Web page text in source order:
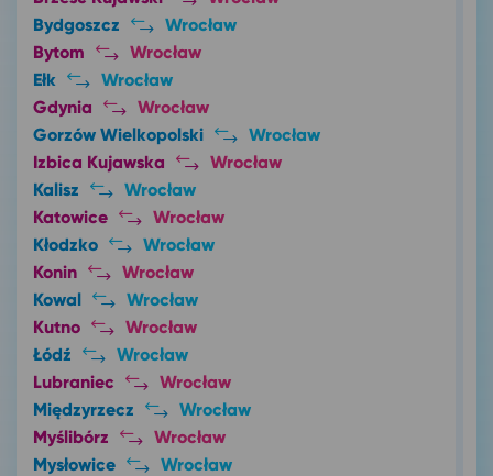
Bydgoszcz
Wrocław
Bytom
Wrocław
Ełk
Wrocław
Gdynia
Wrocław
Gorzów Wielkopolski
Wrocław
Izbica Kujawska
Wrocław
Kalisz
Wrocław
Katowice
Wrocław
Kłodzko
Wrocław
Konin
Wrocław
Kowal
Wrocław
Kutno
Wrocław
Łódź
Wrocław
Lubraniec
Wrocław
Międzyrzecz
Wrocław
Myślibórz
Wrocław
Mysłowice
Wrocław